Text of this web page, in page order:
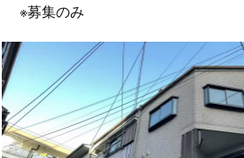
※募集のみ